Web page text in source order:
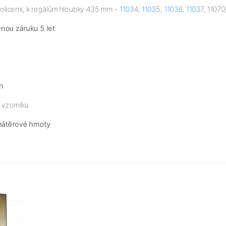
k regálům hloubky 435 mm - 11034, 11035, 11036, 11037, 11070,
záruku 5 let
hmoty